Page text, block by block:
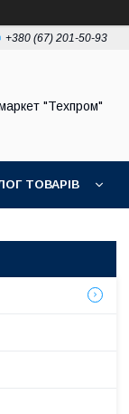
+380 (67) 201-50-93
"Техпром"
ТОВАРIВ